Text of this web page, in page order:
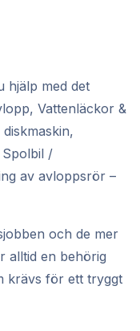
hjälp med det
Vattenläckor &
/
av avloppsrör –
och de mer
alltid en behörig
krävs för ett tryggt